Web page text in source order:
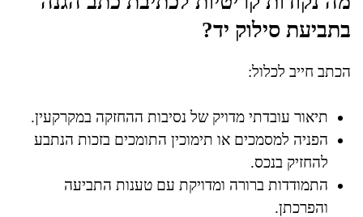
בתביעת סילוק יד?
הכתב חייב לכלול:
תיאור עובדתי מדויק של נסיבות ההחזקה במקרקעין.
הפניה למסמכים או תימוכין התומכים בזכות הנתבע
להחזיק בנכס.
התמודדות ברורה ומדויקת עם טענות התביעה
והפרכתן.